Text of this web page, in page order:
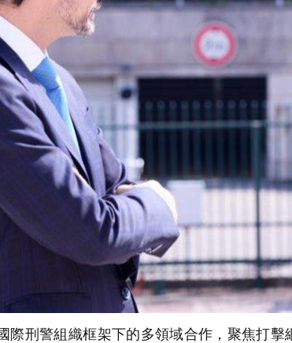
際刑警組織框架下的多領域合作，聚焦打